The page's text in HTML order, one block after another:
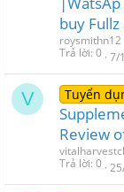
buy
roysmithn12
Trả lời 0 7/
V Tuyển
Review
Trả lời 0